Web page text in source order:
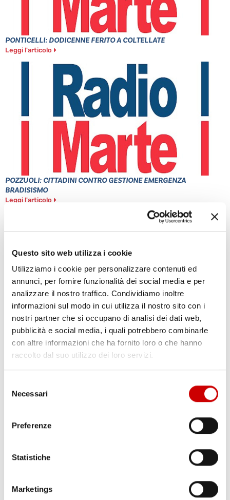
Questo sito web utilizza i cookie
Utilizziamo i cookie per personalizzare contenuti ed
annunci, per fornire funzionalità dei social media e per
analizzare il nostro traffico. Condividiamo inoltre
informazioni sul modo in cui utilizza il nostro sito con i
nostri partner che si occupano di analisi dei dati web,
pubblicità e social media, i quali potrebbero combinarle
con altre informazioni che ha fornito loro o che hanno
raccolto dal suo utilizzo dei loro servizi.
delNecessari
Preferenze
Statistiche
Marketings
PONTICELLI: DODICENNE FERITO A COLTELLATE
Leggi l'articolo
POZZUOLI: CITTADINI CONTRO GESTIONE EMERGENZA
BRADISISMO
Leggi l'articolo
TRAGEDIA IERI AD ERCOLANO: UN OPERAIO E’ MORTO
Leggi l'articolo